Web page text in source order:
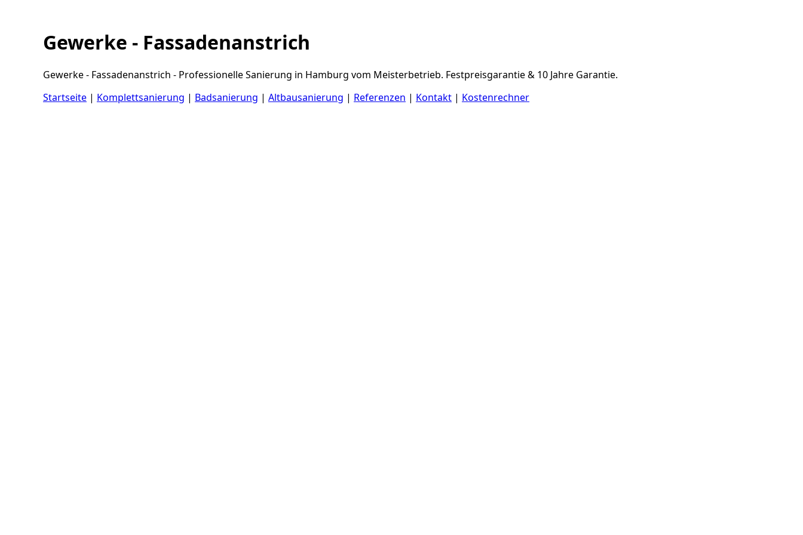
Gewerke - Fassadenanstrich
Gewerke - Fassadenanstrich - Professionelle Sanierung in Hamburg vom Meisterbetrieb. Festpreisgarantie & 10 Jahre Garantie.
Startseite | Komplettsanierung | Badsanierung | Altbausanierung | Referenzen | Kontakt | Kostenrechner